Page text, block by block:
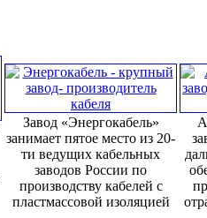
Завод «Энергокабель»
занимает пятое место из 20-
ти ведущих кабельных
заводов России по
производству кабелей с
пластмассовой изоляцией